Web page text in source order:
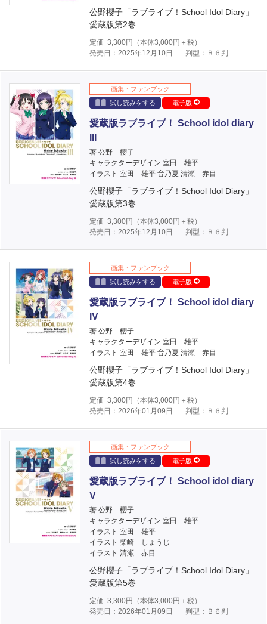
公野櫻子「ラブライブ！School Idol Diary」
愛蔵版第2巻
定価 3,300円（本体3,000円＋税）
発売日：2025年12月10日
判型：Ｂ６判
画集・ファンブック
試し読みをする
電子版
愛蔵版ラブライブ！ School idol diary
著 公野 櫻子
キャラクターデザイン 室田 雄平
イラスト 室田 雄平 音乃夏 清瀬 赤目
公野櫻子「ラブライブ！School Idol Diary」
愛蔵版第3巻
定価 3,300円（本体3,000円＋税）
発売日：2025年12月10日
判型：Ｂ６判
画集・ファンブック
試し読みをする
電子版
愛蔵版ラブライブ！ School idol diary
IV
著 公野 櫻子
キャラクターデザイン 室田 雄平
イラスト 室田 雄平 音乃夏 清瀬 赤目
公野櫻子「ラブライブ！School Idol Diary」
愛蔵版第4巻
定価 3,300円（本体3,000円＋税）
発売日：2026年01月09日
判型：Ｂ６判
画集・ファンブック
試し読みをする
電子版
愛蔵版ラブライブ！ School idol diary
V
著 公野 櫻子
キャラクターデザイン 室田 雄平
イラスト 室田 雄平
イラスト 柴崎 しょうじ
イラスト 清瀬 赤目
公野櫻子「ラブライブ！School Idol Diary」
愛蔵版第5巻
定価 3,300円（本体3,000円＋税）
発売日：2026年01月09日
判型：Ｂ６判